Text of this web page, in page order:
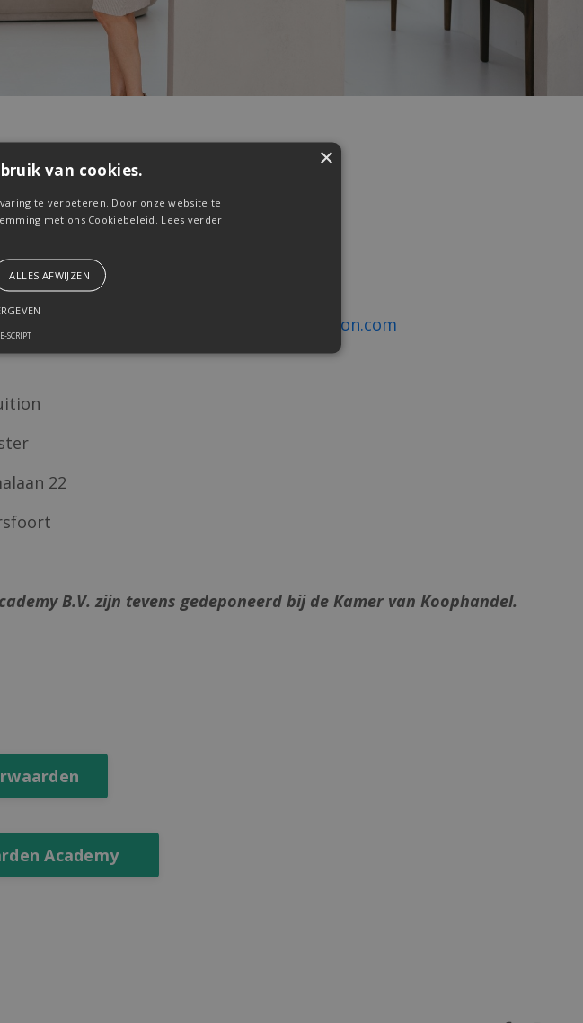
downloaden.
dan een mailtje naar:
info@soulandintuition.com
22
B.V. zijn tevens gedeponeerd bij de Kamer van Koophandel.
Academy
van cookies.
te verbeteren. Door onze website te
met ons Cookiebeleid. Lees verder
ALLES AFWIJZEN
SCRIPT
×